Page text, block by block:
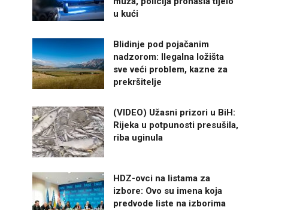
u kući
Blidinje pod pojačanim
nadzorom: Ilegalna ložišta
sve veći problem, kazne za
prekršitelje
(VIDEO) Užasni prizori u BiH:
Rijeka u potpunosti presušila,
riba uginula
HDZ-ovci na listama za
izbore: Ovo su imena koja
predvode liste na izborima